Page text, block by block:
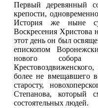
Первый деревянный
крепости,
История же ныне
Воскресения Христова
этот день он был
епископом
нового собора
более не вмещавшего
старосту,
Степанова, который
состоятельных людей.